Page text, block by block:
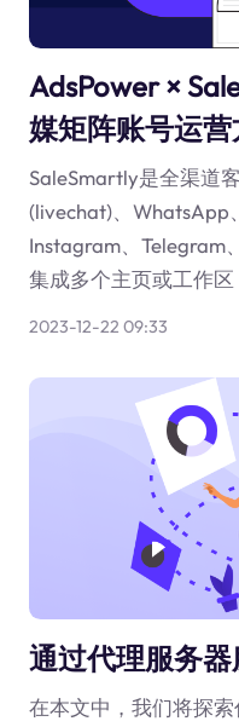
AdsPower ×
媒矩阵账号运
SaleSmartly是全渠道
(livechat)、WhatsApp
Instagram、Telegram
集成多个主页或工作区
2023-12-22 09:33
通过代理服务
在本文中，我们将探